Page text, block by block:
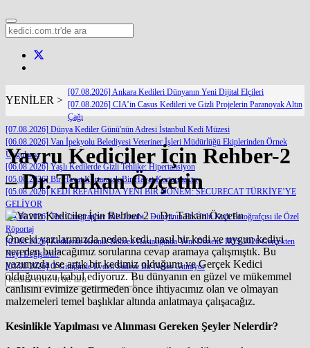
YENİLER >
[07.08.2026] Ankara Kedileri Dünyanın Yeni Dijital Elçileri
[07.08.2026] CIA’in Casus Kedileri ve Gizli Projelerin Paranoyak Altın
Çağı
[07.08.2026] Dünya Kediler Günü'nün Adresi İstanbul Kedi Müzesi
[06.08.2026] Van İpekyolu Belediyesi Veteriner İşleri Müdürlüğü Ekiplerinden Örnek
Uygulama
[06.08.2026] Yaşlı Kedilerde Gizli Tehlike: Hipertansiyon
[05.08.2026] Bir Hayat Kurtarmak Bir Hayat Kurtarmaktır
[05.08.2026] KEDİ REFAHINDA YENİ BİR DÖNEM: SECURECAT TÜRKİYE’YE
GELİYOR
[04.08.2026] The Catographer Nils Jacobi : Dünyanın En Ünlü Kedi Fotoğrafçısı ile Özel
Röportaj
[03.08.2026] Kedilerde Kronik Böbrek Hastalığında Yeni Dönem: IRIS 2026 Gerçekten
Neyi Değiştirdi?
[03.08.2026] O Gittiğinde Evden Sadece Bir Nefes Gitmiyor
Yavru Kediciler İçin Rehber-2
– Dr. Tarkan Özçetin
Önceki yazılarımızda neden kedi, nasıl bir kedi ve uygun kediyi
nereden bulacağımız sorularına cevap aramaya çalışmıştık. Bu
yazımızda ise artık bir kedimiz olduğunu ve Gerçek Kedici
olduğunuzu kabul ediyoruz. Bu dünyanın en güzel ve mükemmel
canlısını evimize getirmeden önce ihtiyacımız olan ve olmayan
malzemeleri temel başlıklar altında anlatmaya çalışacağız.
Kesinlikle Yapılması ve Alınması Gereken Şeyler Nelerdir?